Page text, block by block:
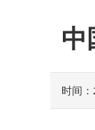
中
时间